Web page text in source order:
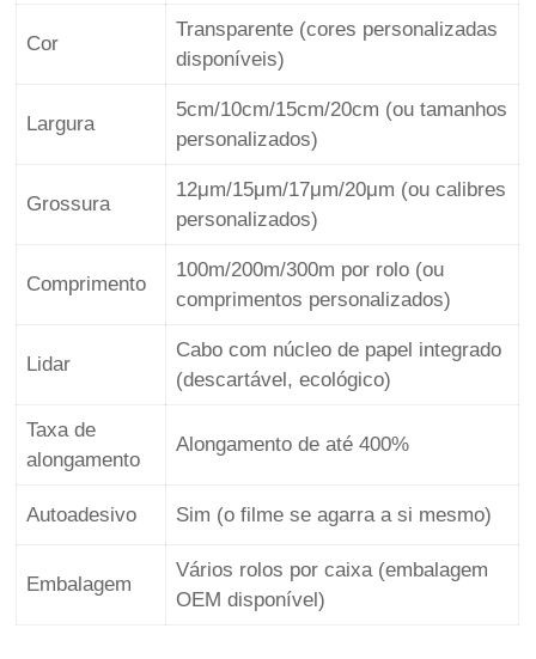
Cor
Transparente (cores personalizadas
disponíveis)
Largura
5cm/10cm/15cm/20cm (ou tamanhos
personalizados)
Grossura
12μm/15μm/17μm/20μm (ou calibres
personalizados)
Comprimento
100m/200m/300m por rolo (ou
comprimentos personalizados)
Lidar
Cabo com núcleo de papel integrado
(descartável, ecológico)
Taxa de
alongamento
Alongamento de até 400%
Autoadesivo Sim (o filme se agarra a si mesmo)
Embalagem
Vários rolos por caixa (embalagem
OEM disponível)